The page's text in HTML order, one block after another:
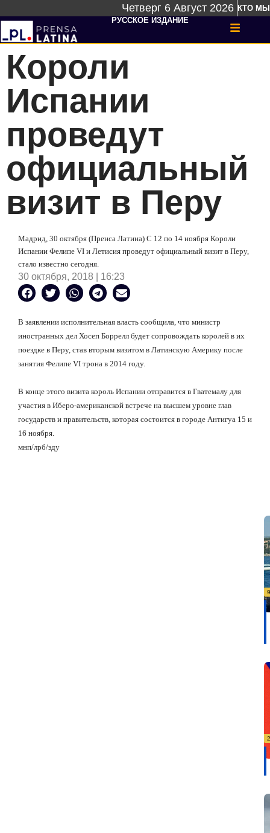
Четверг 6 Август 2026 КТО МЫ
РУССКОЕ ИЗДАНИЕ
Короли
Испании
проведут
официальный
визит в Перу
Мадрид, 30 октября (Пренса Латина) С 12 по 14 ноября Короли
Испании Фелипе VI и Летисия проведут официальный визит в Перу,
стало известно сегодня.
30 октября, 2018 | 16:23
В заявлении исполнительная власть сообщила, что министр
иностранных дел Хосеп Боррелл будет сопровождать королей в их
поездке в Перу, став вторым визитом в Латинскую Америку после
занятия Фелипе VI трона в 2014 году.
В конце этого визита король Испании отправится в Гватемалу для
участия в Иберо-американской встрече на высшем уровне глав
государств и правительств, которая состоится в городе Антигуа 15 и
16 ноября.
мнп/лрб/эду